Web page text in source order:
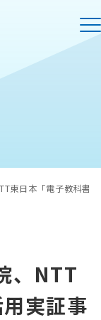
東日本「電子教科書
、NTT
実証事